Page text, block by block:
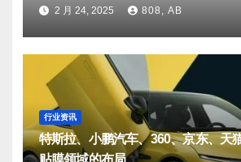
2 月 24, 2025 808, AB
行业资讯
特斯拉、小鹏汽车、360、京东、天
贴膜领域的布局